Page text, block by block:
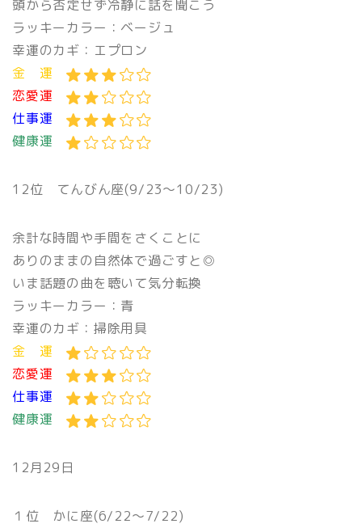
頭から否定せず冷静に話を聞こう
ラッキーカラー：ベージュ
幸運のカギ：エプロン
金 運
恋愛運
仕事運
健康運
12位 てんびん座(9/23〜10/23)
余計な時間や手間をさくことに
ありのままの自然体で過ごすと◎
いま話題の曲を聴いて気分転換
ラッキーカラー：青
幸運のカギ：掃除用具
金 運
恋愛運
仕事運
健康運
12月29日
１位 かに座(6/22〜7/22)